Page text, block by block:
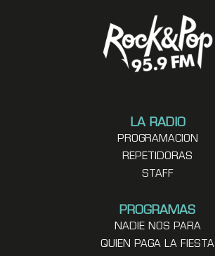
LA RADIO
PROGRAMACION
REPETIDORAS
STAFF
PROGRAMAS
NADIE NOS PARA
QUIEN PAGA LA FIESTA